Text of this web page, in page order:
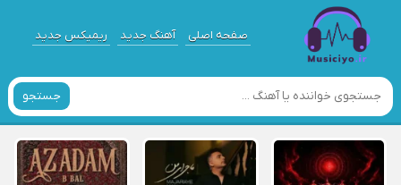
صفحه اصلی آهنگ جدید ریمیکس جدید
جستجو